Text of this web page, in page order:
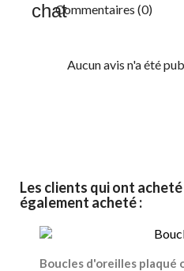
Commentaires (0)
Aucun avis n'a été
Les clients qui ont
également acheté :
Boucles d'oreilles plaqué